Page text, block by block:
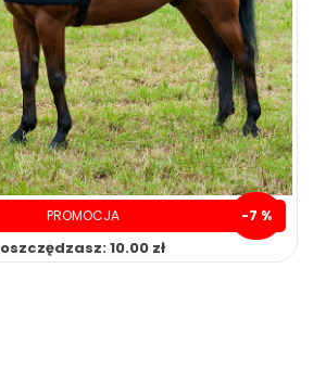
PROMOCJA -7 %
oszczędzasz: 10.00 zł